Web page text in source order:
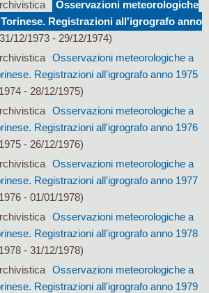
Osservazioni meteorologiche
Registrazioni all'igrografo anno
12/1973 - 29/12/1974)
Osservazioni meteorologiche a
Registrazioni all'igrografo anno 1975
- 28/12/1975)
Osservazioni meteorologiche a
Registrazioni all'igrografo anno 1976
- 26/12/1976)
Osservazioni meteorologiche a
Registrazioni all'igrografo anno 1977
- 01/01/1978)
Osservazioni meteorologiche a
Registrazioni all'igrografo anno 1978
- 31/12/1978)
Osservazioni meteorologiche a
Registrazioni all'igrografo anno 1979